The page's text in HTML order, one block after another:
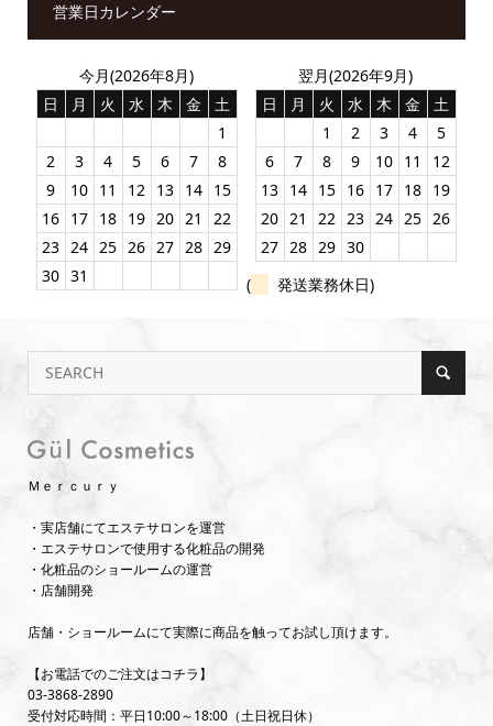
営業日カレンダー
今月(2026年8月)
日
月 火 水 木 金
土
1
2
3 4 5 6 7
8
9
10 11 12 13 14 15
16 17 18 19 20 21
22
23 24 25 26 27 28 29
30 31
翌月(2026年9月)
日
月 火 水 木 金
土
1
2 3 4
5
6
7 8 9 10 11
12
13 14 15 16 17 18 19
20 21 22 23 24 25 26
27 28 29 30
(
発送業務休日)
Ｍｅｒｃｕｒｙ
・実店舗にてエステサロンを運営
・エステサロンで使用する化粧品の開発
・化粧品のショールームの運営
・店舗開発
店舗・ショールームにて実際に商品を触ってお試し頂けます。
【お電話でのご注文はコチラ】
03-3868-2890
受付対応時間：平日10:00～18:00（土日祝日休）